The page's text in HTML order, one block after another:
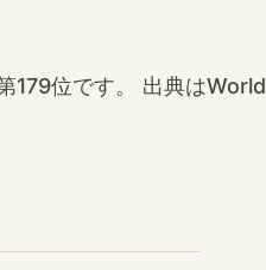
179位です。 出典はWorld